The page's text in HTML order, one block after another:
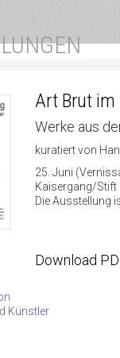
Art Brut im
Werke aus
kuratiert von
25. Juni
Kaisergang/Stift
Die Ausstellung
Download
Künstler